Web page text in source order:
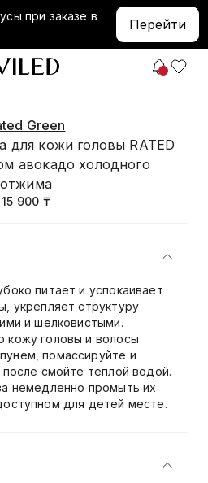
при заказе в
Перейти
Green
для кожи головы RATED
авокадо холодного
отжима
15 900 ₸
питает и успокаивает
укрепляет структуру
и шелковистыми.
кожу головы и волосы
помассируйте и
смойте теплой водой.
немедленно промыть их
для детей месте.